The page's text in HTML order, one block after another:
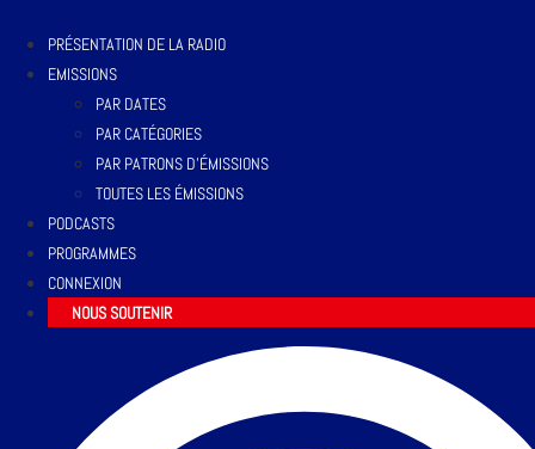
PRÉSENTATION DE LA RADIO
EMISSIONS
PAR DATES
PAR CATÉGORIES
PAR PATRONS D’ÉMISSIONS
TOUTES LES ÉMISSIONS
PODCASTS
PROGRAMMES
CONNEXION
NOUS SOUTENIR